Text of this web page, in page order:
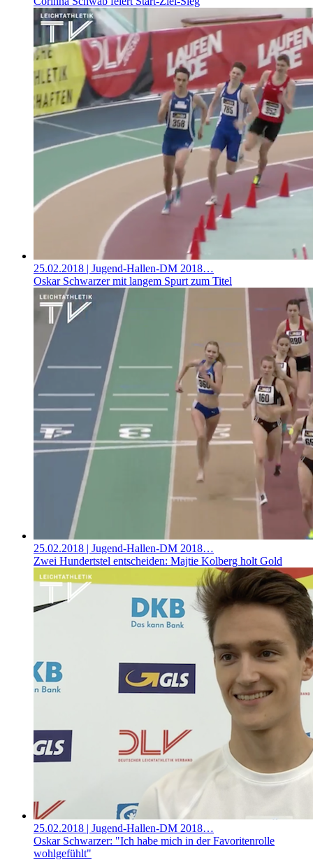
25.02.2018 | Jugend-Hallen-DM 2018…
Oskar Schwarzer mit langem Spurt zum Titel
25.02.2018 | Jugend-Hallen-DM 2018…
Zwei Hundertstel entscheiden: Majtie Kolberg holt Gold
25.02.2018 | Jugend-Hallen-DM 2018…
Oskar Schwarzer: "Ich habe mich in der Favoritenrolle
wohlgefühlt"